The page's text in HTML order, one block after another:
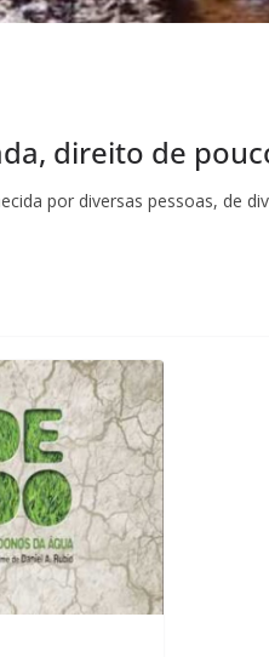
direito de
por diversas pessoas, de